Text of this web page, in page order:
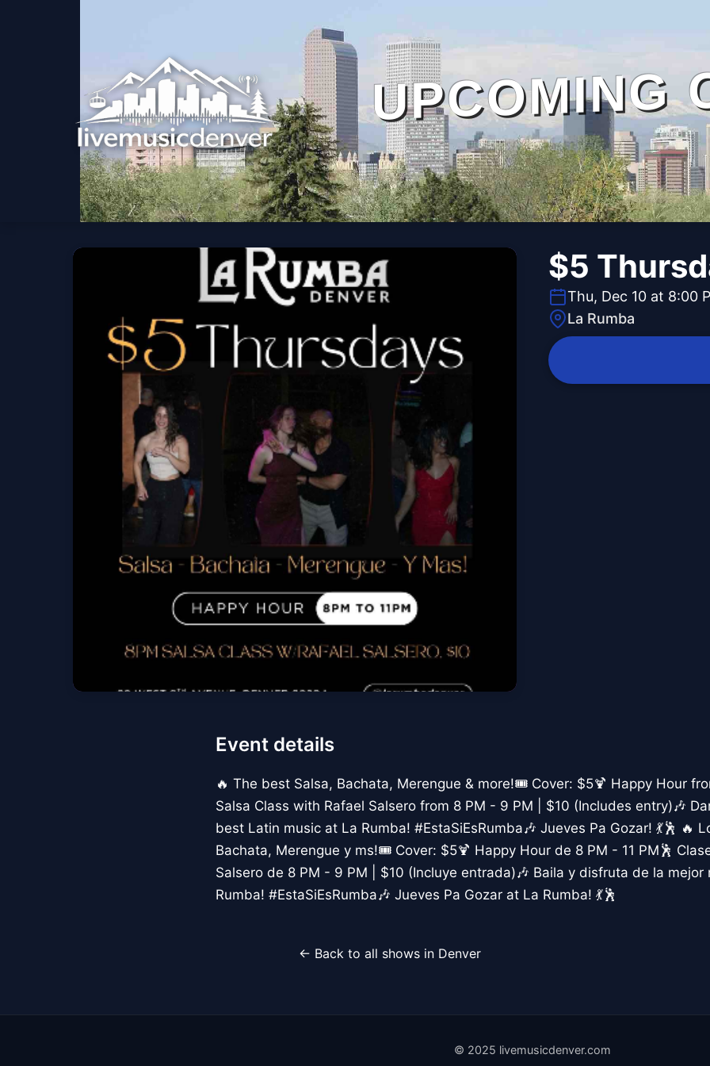
UPCOMING
$5
Thu, Dec 10 at 8:00
La Rumba
Event details
🔥 The best Salsa, Bachata, Merengue & more!🎟️ Cover: $5🍹 Happy Hour
Salsa Class with Rafael Salsero from 8 PM - 9 PM | $10 (Includes entry)🎶
best Latin music at La Rumba! #EstaSiEsRumba🎶 Jueves Pa Gozar! 💃🕺 🔥
Bachata, Merengue y ms!🎟️ Cover: $5🍹 Happy Hour de 8 PM - 11 PM🕺
Salsero de 8 PM - 9 PM | $10 (Incluye entrada)🎶 Baila y disfruta de la mejor
Rumba! #EstaSiEsRumba🎶 Jueves Pa Gozar at La Rumba! 💃🕺
← Back to all shows in Denver
© 2025 livemusicdenver.com